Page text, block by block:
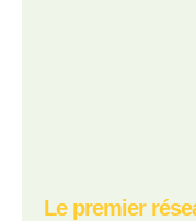
Le premier